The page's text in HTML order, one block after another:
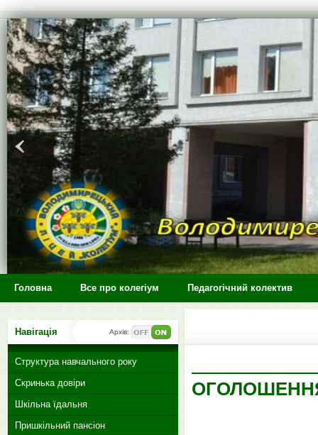
>
Головна Все про колегіум Педагогічний колектив
Навігація Архів:
Структура навчального року
Скринька довіри
Шкільна їдальня
Пришкільний пансіон